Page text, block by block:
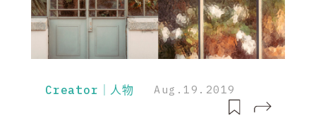
Creator｜人物 Aug.19.2019